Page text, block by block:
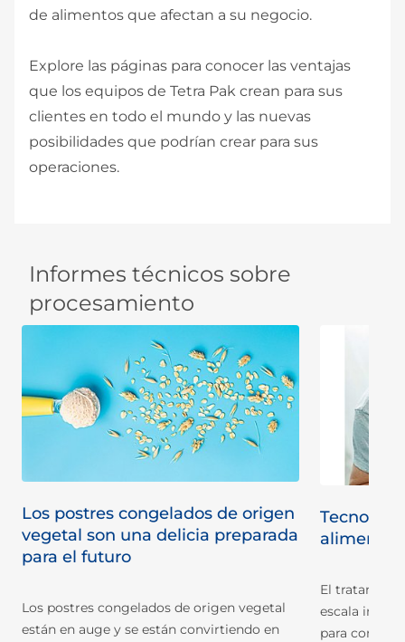
de alimentos que afectan a su negocio.
Explore las páginas para conocer las ventajas
que los equipos de Tetra Pak crean para sus
clientes en todo el mundo y las nuevas
posibilidades que podrían crear para sus
operaciones.
Informes técnicos sobre
procesamiento
Los postres congelados de origen
vegetal son una delicia preparada
para el futuro
Los postres congelados de origen vegetal
están en auge y se están convirtiendo en
El
escala
para